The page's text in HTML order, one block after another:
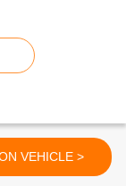
#JUNTON VEHICLE >